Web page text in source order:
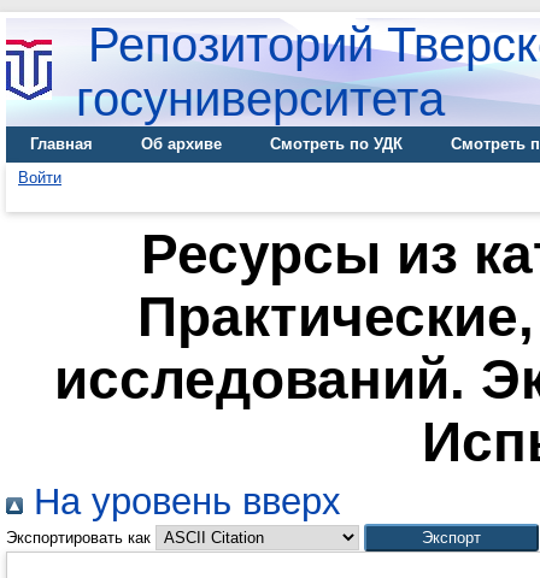
Репозиторий
госуниверситета
Главная Об архиве Смотреть по УДК
Смотреть
Войти
Ресурсы из
исследований.
На уровень вверх
Экспортировать как